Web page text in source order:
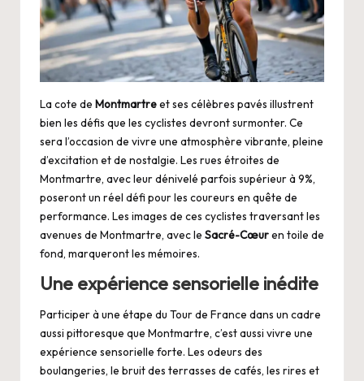
La cote de Montmartreet ses célèbres pavés illustrent
bien les défis que les cyclistes devront surmonter. Ce
sera l’occasion de vivre une atmosphère vibrante, pleine
d’excitation et de nostalgie. Les rues étroites de
Montmartre, avec leur dénivelé parfois supérieur à 9%,
poseront un réel défi pour les coureurs en quête de
performance. Les images de ces cyclistes traversant les
avenues de Montmartre, avec le Sacré-Cœuren toile de
fond, marqueront les mémoires.
Une expérience sensorielle inédite
Participer à une étape du Tour de France dans un cadre
aussi pittoresque que Montmartre, c’est aussi vivre une
expérience sensorielle forte. Les odeurs des
boulangeries, le bruit des terrasses de cafés, les rires et